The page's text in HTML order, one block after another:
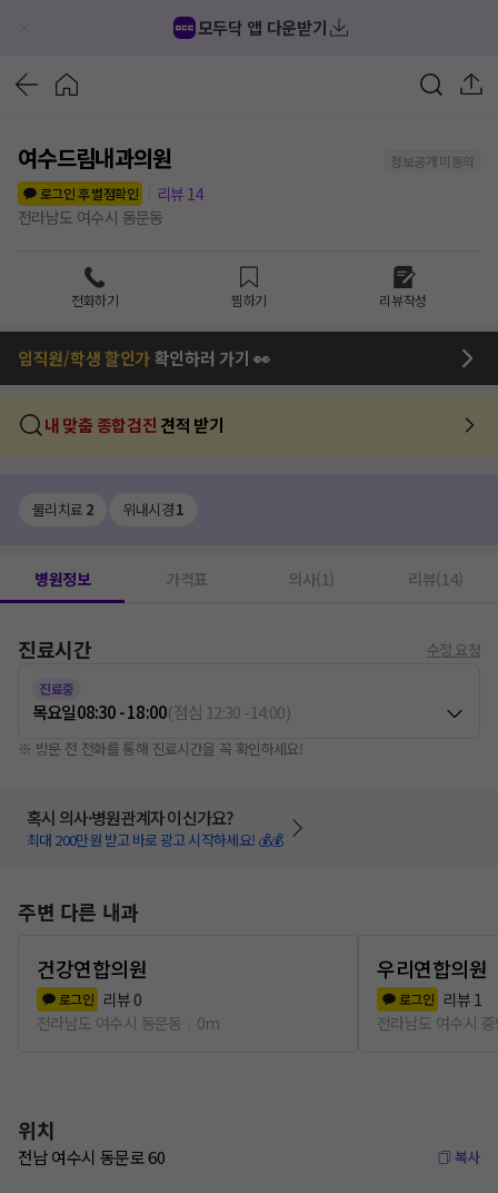
모두닥 앱 다운받기
여수드림내과의원
정보공개 미동의
로그인 후 별점확인
리뷰 14
전라남도 여수시 동문동
전화하기 찜하기 리뷰작성
임직원/학생 할인가확인하러 가기 👀
내 맞춤 종합검진 견적 받기
물리치료 2 위내시경1
병원정보 가격표 의사(1) 리뷰(14)
진료시간 수정 요청
진료중
목요일08:30 - 18:00(점심 12:30-14:00)
※ 방문 전 전화를 통해 진료시간을 꼭 확인하세요!
혹시 의사·병원관계자 이신가요?
최대 200만원 받고 바로 광고 시작하세요! 💰💰
주변 다른 내과
건강연합의원
로그인 리뷰 0
전라남도 여수시 동문동
0m
우리연합의원
로그인 리뷰 1
전라남도 여수시
위치
전남 여수시 동문로 60 복사